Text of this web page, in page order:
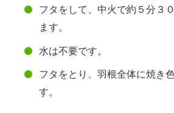
フタをして、中火で約５分３
ます。
水は不要です。
フタをとり、羽根全体に焼き
す。